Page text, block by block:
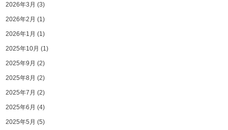
2026年3月 (3)
2026年2月 (1)
2026年1月 (1)
2025年10月 (1)
2025年9月 (2)
2025年8月 (2)
2025年7月 (2)
2025年6月 (4)
2025年5月 (5)